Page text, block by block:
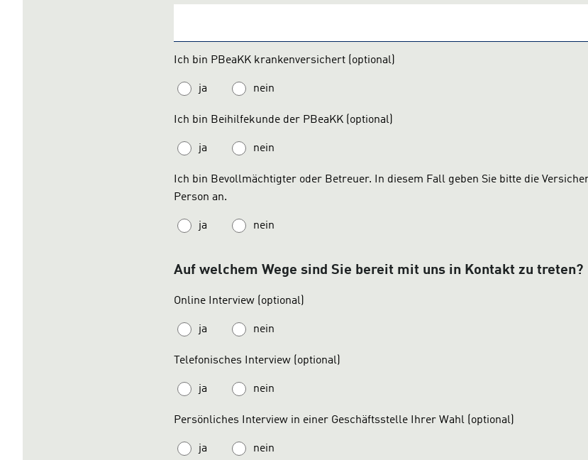
Ich bin PBeaKK krankenversichert (optional)
ja nein
Ich bin Beihilfekunde der PBeaKK (optional)
ja nein
Ich bin Bevollmächtigter oder Betreuer. In diesem Fall geben Sie bitte die
Person an.
ja nein
Auf welchem Wege sind Sie bereit mit uns in Kontakt zu treten?
Online Interview (optional)
ja nein
Telefonisches Interview (optional)
ja nein
Persönliches Interview in einer Geschäftsstelle Ihrer Wahl (optional)
ja nein